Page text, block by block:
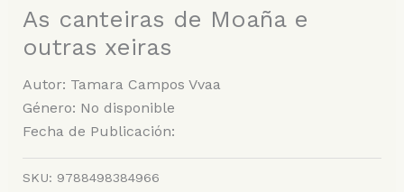
As canteiras de Moaña e
outras xeiras
Autor: Tamara Campos Vvaa
Género: No disponible
Fecha de Publicación:
SKU: 9788498384966